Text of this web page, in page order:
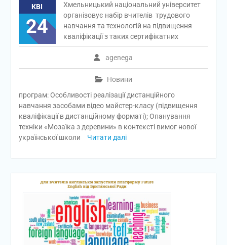
КВІ
24
agenega
Новини
Хмельницький національний університет
організовує набір вчителів трудового
навчання та технологій на підвищення
кваліфікації з таких сертифікатних
програм: Особливості реалізації дистанційного
навчання засобами відео майстер-класу (підвищення
кваліфікації в дистанційному форматі); Опанування
техніки «Мозаїка з деревини» в контексті вимог нової
української школи
Читати далі